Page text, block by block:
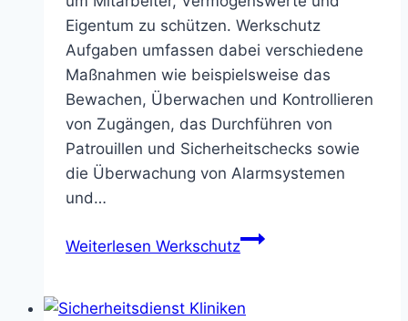
Eigentum zu schützen. Werkschutz
Aufgaben umfassen dabei verschiedene
Maßnahmen wie beispielsweise das
Bewachen, Überwachen und Kontrollieren
von Zugängen, das Durchführen von
Patrouillen und Sicherheitschecks sowie
die Überwachung von Alarmsystemen
und…
Weiterlesen Werkschutz